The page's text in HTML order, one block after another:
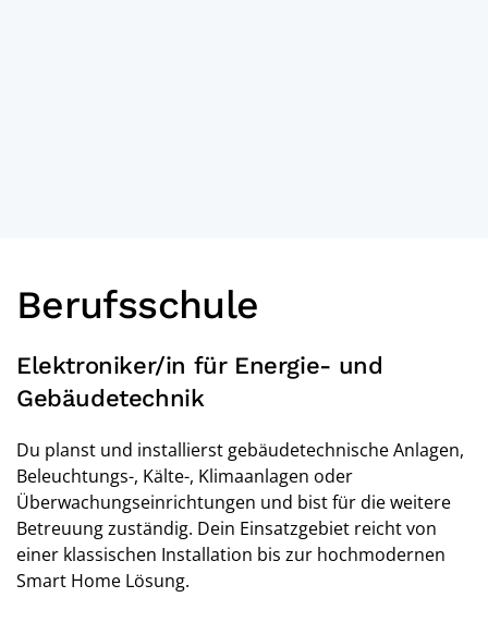
Berufsschule
Elektroniker/in für Energie- und
Gebäudetechnik
Du planst und installierst gebäudetechnische Anlagen,
Beleuchtungs-, Kälte-, Klimaanlagen oder
Überwachungseinrichtungen und bist für die weitere
Betreuung zuständig. Dein Einsatzgebiet reicht von
einer klassischen Installation bis zur hochmodernen
Smart Home Lösung.